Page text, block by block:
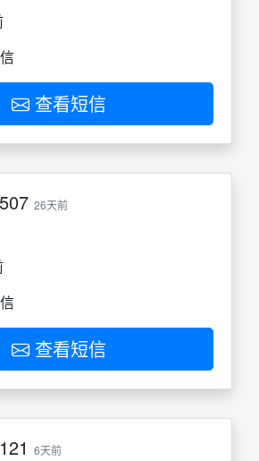
查看短信
26天前
查看短信
6天前